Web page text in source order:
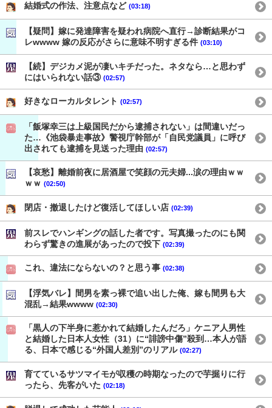
結婚式の作法、注意点など (03:18)
【疑問】嫁に発達障害を疑われ病院へ直行→診断結果がコ
レwwww 嫁の反応がさらに意味不明すぎる件 (03:10)
【続】デジカメ泥が凄いキチだった。ネタなら…と思わず
にはいられない話③ (02:57)
好きなローカルタレント (02:57)
「飯塚幸三は上級国民だから逮捕されない」は間違いだっ
た…《池袋暴走事故》警視庁幹部が「自民党議員」に呼び
出されても逮捕を見送った理由 (02:57)
【哀愁】離婚前夜に居酒屋で笑顔の元夫婦...涙の理由ｗｗ
ｗｗ (02:50)
閉店・撤退したけど復活してほしい店 (02:39)
前スレでハンギングの話した者です。写真撮ったのにも関
わらず驚きの進展があったので投下 (02:39)
これ、違法にならないの？と思う事 (02:38)
【浮気バレ】間男を素っ裸で追い出した俺、嫁も間男も大
混乱→結果wwww (02:30)
「黒人の下半身に惹かれて結婚したんだろ」ケニア人男性
と結婚した日本人女性（31）に“誹謗中傷”殺到…本人が語
る、日本で感じる“外国人差別”のリアル (02:27)
育てているサツマイモが収穫の時期なったので芋掘りに行
ったら、先客がいた (02:18)